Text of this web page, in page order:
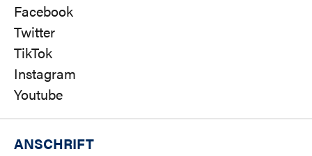
Facebook
Twitter
TikTok
Instagram
Youtube
ANSCHRIFT